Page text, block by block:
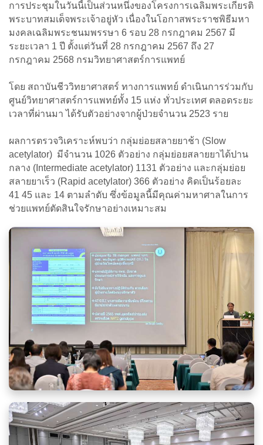
การประชุมในวันนี้เป็นส่วนหนึ่งของโครงการเฉลิมพระเกียรติ
พระบาทสมเด็จพระเจ้าอยู่หัว เนื่องในโอกาสพระราชพิธีมหา
มงคลเฉลิมพระชนมพรรษา 6 รอบ 28 กรกฎาคม 2567 มี
ระยะเวลา 1 ปี ตั้งแต่วันที่ 28 กรกฎาคม 2567 ถึง 27
กรกฎาคม 2568 กรมวิทยาศาสตร์การแพทย์
โดย สถาบันชีววิทยาศาสตร์ ทางการแพทย์ ดำเนินการร่วมกับ
ศูนย์วิทยาศาสตร์การแพทย์ทั้ง 15 แห่ง ทั่วประเทศ ตลอดระยะ
เวลาที่ผ่านมา ได้รับตัวอย่างจากผู้ป่วยจำนวน 2523 ราย
ผลการตรวจวิเคราะห์พบว่า กลุ่มย่อยสลายยาช้า (Slow
acetylator) มีจำนวน 1026 ตัวอย่าง กลุ่มย่อยสลายยาได้ปาน
กลาง (Intermediate acetylator) 1131 ตัวอย่าง และกลุ่มย่อย
สลายยาเร็ว (Rapid acetylator) 366 ตัวอย่าง คิดเป็นร้อยละ
41 45 และ 14 ตามลำดับ ซึ่งข้อมูลนี้มีคุณค่ามหาศาลในการ
ช่วยแพทย์ตัดสินใจรักษาอย่างเหมาะสม